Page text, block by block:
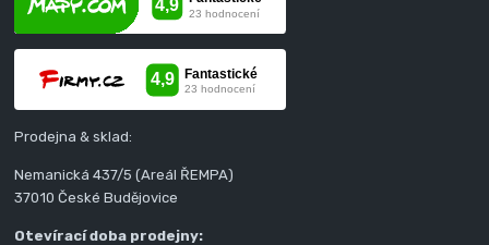
Prodejna & sklad:
Nemanická 437/5 (Areál ŘEMPA)
37010 České Budějovice
Otevírací doba prodejny: